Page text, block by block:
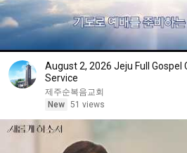
August 2, 2026 Jeju Full Gospel
Service
제주순복음교회
New 51 views